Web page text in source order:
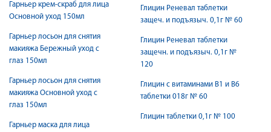
Гарньер крем-скраб для лица
Основной уход 150мл
Гарньер лосьон для снятия
макияжа Бережный уход с
глаз 150мл
Гарньер лосьон для снятия
макияжа Основной уход с
глаз 150мл
Гарньер маска для лица
Глицин Реневал таблетки
защеч. и подъязыч. 0,1г № 60
Глицин Реневал таблетки
защечн. и подъязыч. 0,1г №
120
Глицин с витаминами B1 и B6
таблетки 018г № 60
Глицин таблетки 0,1г № 100